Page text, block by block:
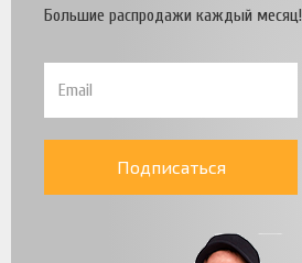
Большие распродажи каждый месяц!
Подписаться